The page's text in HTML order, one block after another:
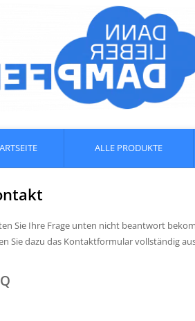
ALLE PRODUKTE
Sie Ihre Frage unten nicht beantwort
Sie dazu das Kontaktformular vollständig